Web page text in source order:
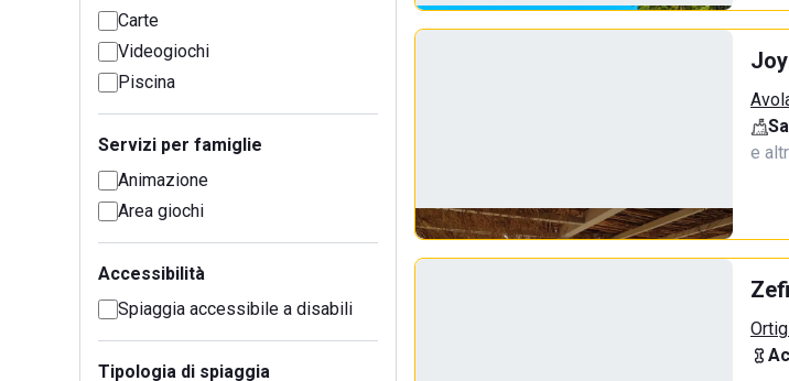
Carte
Videogiochi
Piscina
Servizi per famiglie
Animazione
Area giochi
Accessibilità
Spiaggia accessibile a disabili
Tipologia di spiaggia
e